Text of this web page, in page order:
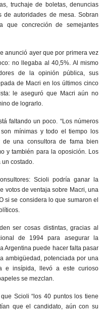
truchaje de boletas, denuncias
de autoridades de mesa. Sobran
que concreción de semejantes
anunció ayer que por primera vez
no llegaba al 40,5%. Al mismo
de la opinión pública, sus
de Macri en los últimos cinco
le aseguró que Macri aún no
de lograrlo.
faltando un poco. “Los números
mínimas y todo el tiempo los
de una consultora de fama bien
y también para la oposición. Los
un costado.
Scioli podría ganar la
votos de ventaja sobre Macri, una
si se considera lo que sumaron el
ser cosas distintas, gracias al
de 1994 para asegurar la
Argentina puede hacer falta pasar
ambigüedad, potenciada por una
e insípida, llevó a este curioso
se mezclan.
Scioli “los 40 puntos los tiene
que el candidato, aún con su